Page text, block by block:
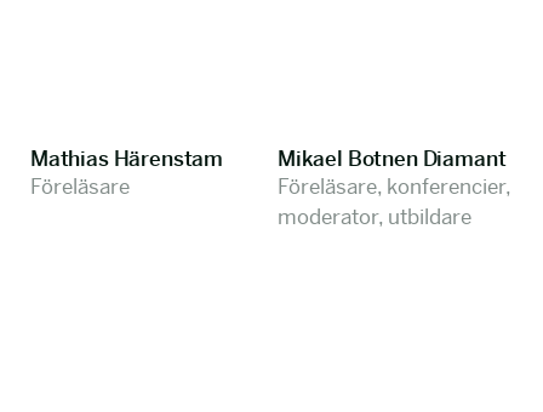
Mathias Härenstam
Föreläsare
Mikael Botnen Diamant
Föreläsare, konferencier,
moderator, utbildare